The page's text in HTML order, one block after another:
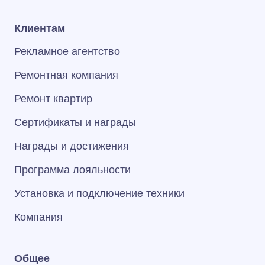
Клиентам
Рекламное агентство
Ремонтная компания
Ремонт квартир
Сертификаты и награды
Награды и достижения
Программа лояльности
Установка и подключение техники
Компания
Общее